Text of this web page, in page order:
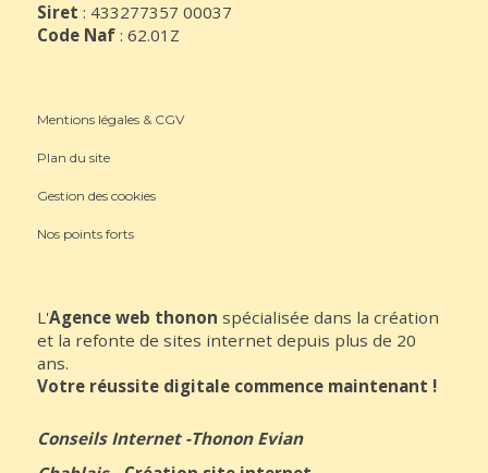
Siret : 433277357 00037
Code Naf : 62.01Z
Mentions légales & CGV
Plan du site
Gestion des cookies
Nos points forts
L'Agence web thonon spécialisée dans la création
et la refonte de sites internet depuis plus de 20
ans.
Votre réussite digitale commence maintenant !
Conseils Internet-Thonon Evian